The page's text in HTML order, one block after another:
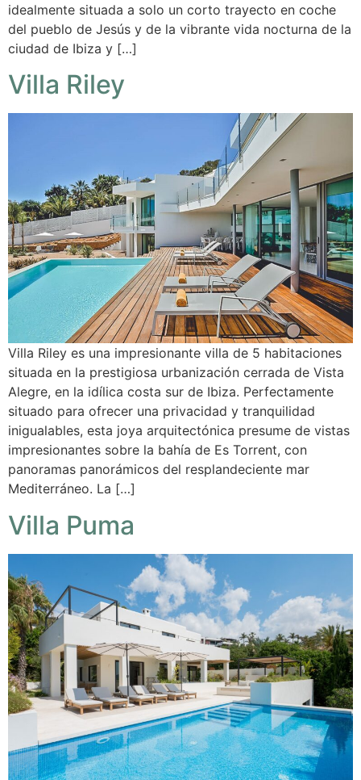
idealmente situada a solo un corto trayecto en coche
del pueblo de Jesús y de la vibrante vida nocturna de la
ciudad de Ibiza y […]
Villa Riley
Villa Riley es una impresionante villa de 5 habitaciones
situada en la prestigiosa urbanización cerrada de Vista
Alegre, en la idílica costa sur de Ibiza. Perfectamente
situado para ofrecer una privacidad y tranquilidad
inigualables, esta joya arquitectónica presume de vistas
impresionantes sobre la bahía de Es Torrent, con
panoramas panorámicos del resplandeciente mar
Mediterráneo. La […]
Villa Puma